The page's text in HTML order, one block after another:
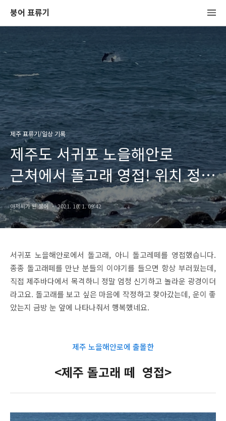
붕어 표류기
제주 표류기/일상 기록
제주도 서귀포 노을해안로
근처에서 돌고래 영접! 위치 정보
공유!!
아저씨가 된 붕어 2021. 10. 1. 09:42
서귀포 노을해안로에서 돌고래, 아니 돌고레떼를 영접했습니다.
종종 돌고래떼를 만난 분들의 이야기를 들으면 항상 부러웠는데,
직접 제주바다에서 목격하니 정말 엄청 신기하고 놀라운 광경이더
라고요. 돌고래를 보고 싶은 마음에 작정하고 찾아갔는데, 운이 좋
았는지 금방 눈 앞에 나타나줘서 행복했네요.
제주 노을해안로에 출몰한
<제주 돌고래 떼 영접>